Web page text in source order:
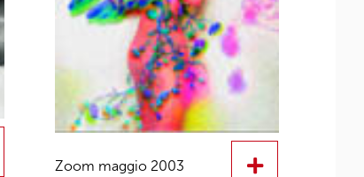
Zoom maggio 2003